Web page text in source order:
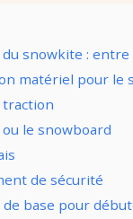
snowkite : entre
matériel pour le
traction
ou le snowboard
de sécurité
de base pour